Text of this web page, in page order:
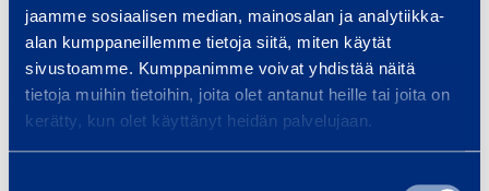
jaamme sosiaalisen median, mainosalan ja analytiikka-
alan kumppaneillemme tietoja siitä, miten käytät
sivustoamme. Kumppanimme voivat yhdistää näitä
tietoja muihin tietoihin, joita olet antanut heille tai joita on
kerätty, kun olet käyttänyt heidän palvelujaan.
Allt om hållbarhet
För leverantörer